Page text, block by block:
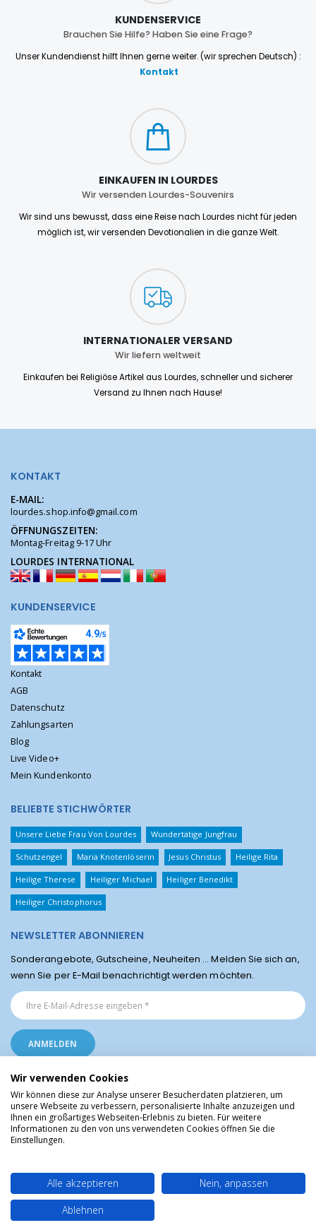
KUNDENSERVICE
Brauchen Sie Hilfe? Haben Sie eine Frage?
Unser Kundendienst hilft Ihnen gerne weiter. (wir sprechen Deutsch) :
Kontakt
EINKAUFEN IN LOURDES
Wir versenden Lourdes-Souvenirs
Wir sind uns bewusst, dass eine Reise nach Lourdes nicht für jeden
möglich ist, wir versenden Devotionalien in die ganze Welt.
INTERNATIONALER VERSAND
Wir liefern weltweit
Einkaufen bei Religiöse Artikel aus Lourdes, schneller und sicherer
Versand zu Ihnen nach Hause!
KONTAKT
E-MAIL:
lourdes.shop.info@gmail.com
ÖFFNUNGSZEITEN:
Montag-Freitag 9-17 Uhr
LOURDES INTERNATIONAL
KUNDENSERVICE
Kontakt
AGB
Datenschutz
Zahlungsarten
Blog
Live Video+
Mein Kundenkonto
BELIEBTE STICHWÖRTER
Unsere Liebe Frau Von Lourdes Wundertätige Jungfrau
Schutzengel Maria Knotenlöserin Jesus Christus Heilige Rita
Heilige Therese Heiliger Michael Heiliger Benedikt
Heiliger Christophorus
NEWSLETTER ABONNIEREN
Sonderangebote, Gutscheine, Neuheiten ... Melden Sie sich an,
wenn Sie per E-Mail benachrichtigt werden möchten.
Religiöse Artikel aus Lourdes © Christliche Geschenke und Devotionalien aus
dem Heiligtum von Lourdes, Frankreich
Wir verwenden Cookies
Wir können diese zur Analyse unserer Besucherdaten platzieren, um
unsere Webseite zu verbessern, personalisierte Inhalte anzuzeigen und
Ihnen ein großartiges Webseiten-Erlebnis zu bieten. Für weitere
Informationen zu den von uns verwendeten Cookies öffnen Sie die
Einstellungen.
Alle akzeptieren
Nein, anpassen
Ablehnen